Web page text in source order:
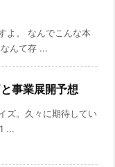
よ。 なんでこんな本
んて存 ...
事業展開予想
ズ。久々に期待してい
...